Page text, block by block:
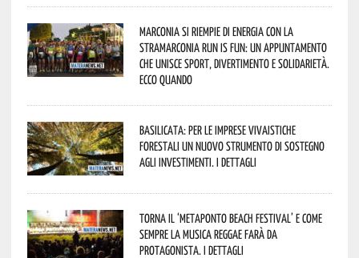
Marconia si riempie di energia con la
StraMarconia Run is Fun: un appuntamento
che unisce sport, divertimento e solidarietà.
Ecco quando
Basilicata: per le imprese vivaistiche
forestali un nuovo strumento di sostegno
agli investimenti. I dettagli
Torna il ‘Metaponto beach festival’ e come
sempre la musica reggae farà da
protagonista. I dettagli